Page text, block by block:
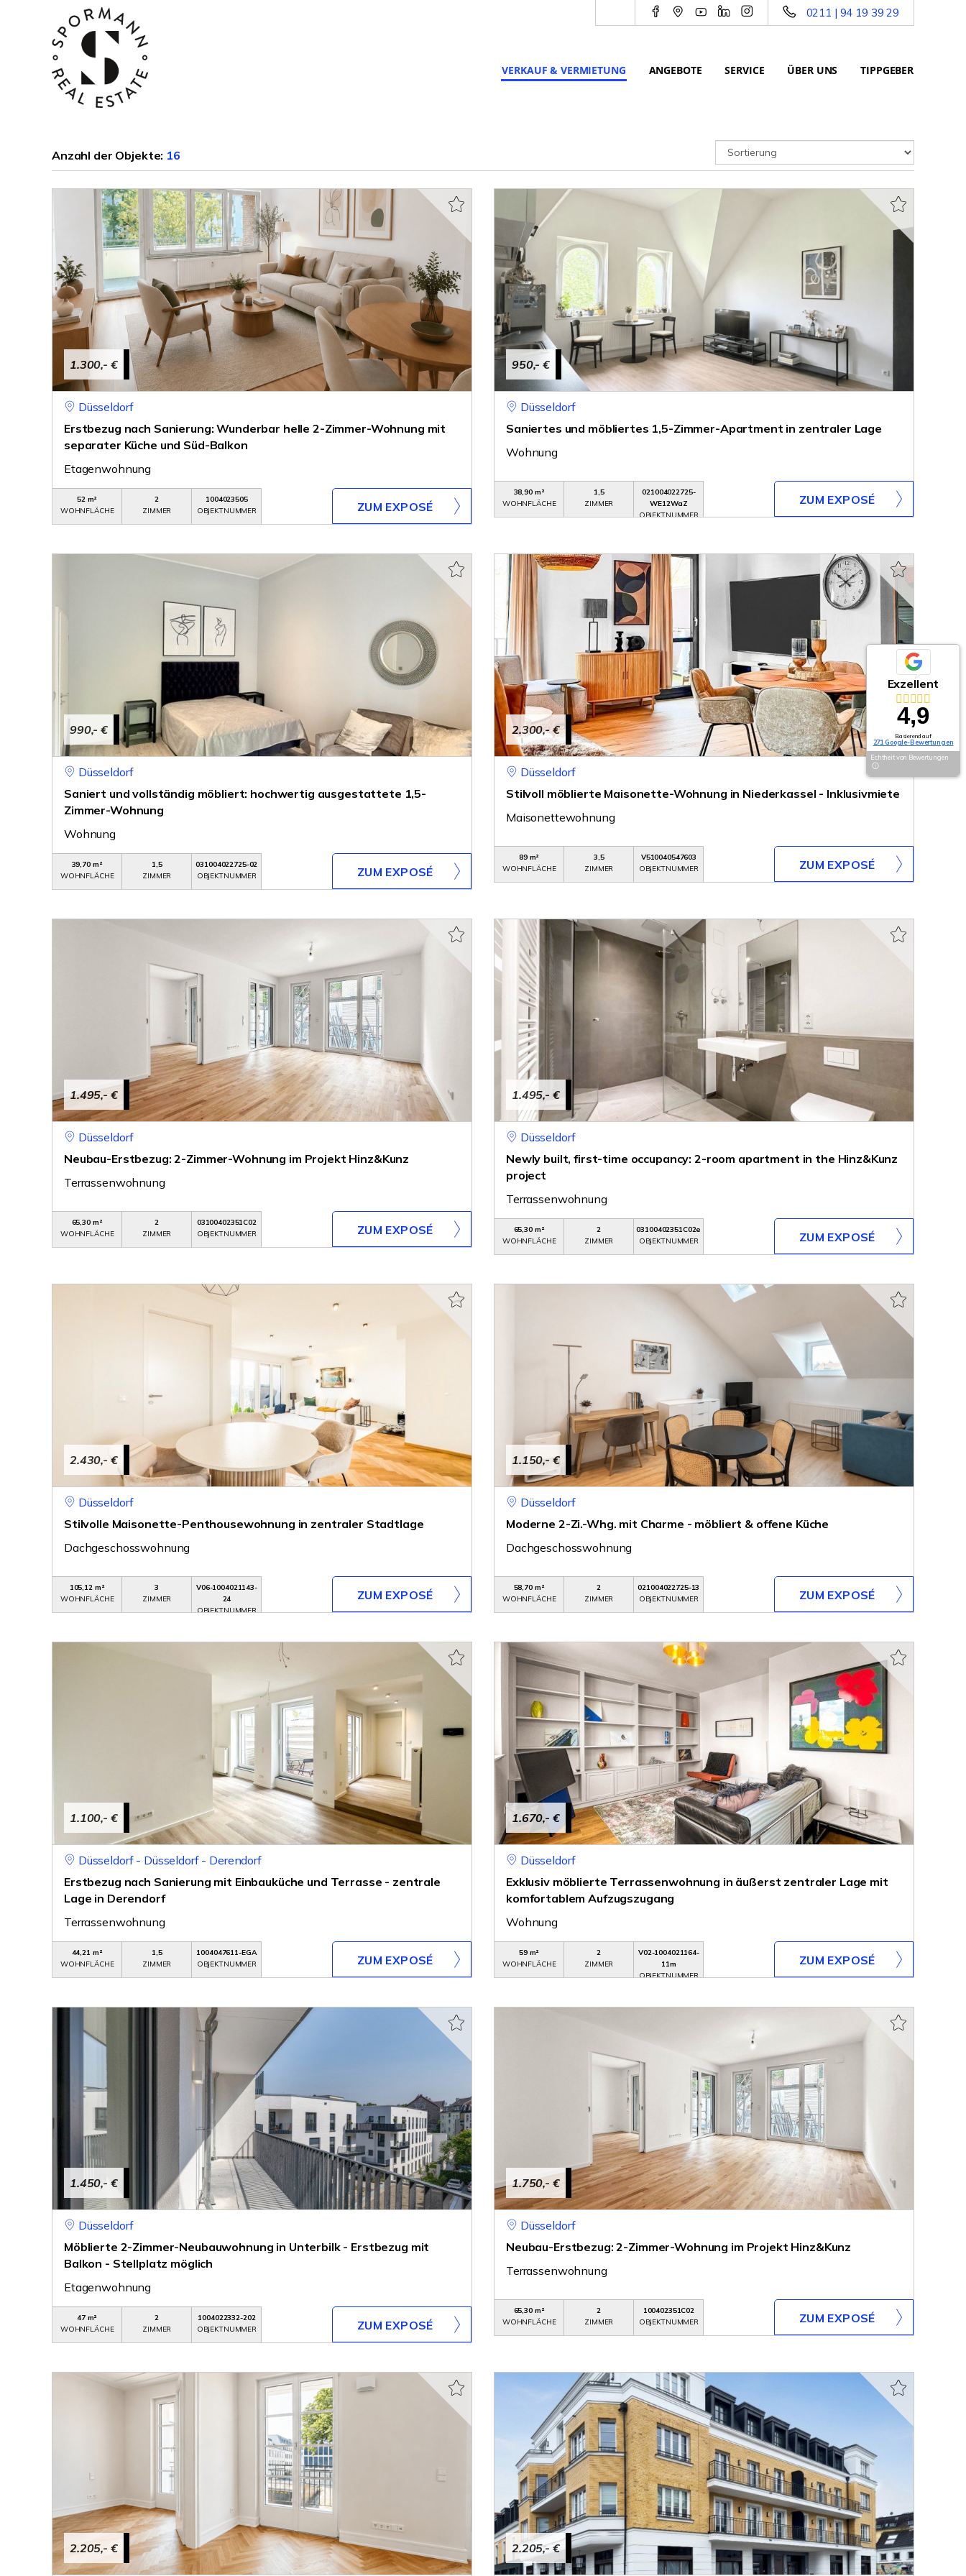
0211 | 94 19 39 29
VERKAUF & VERMIETUNG ANGEBOTE SERVICE ÜBER UNS TIPPGEBER
Anzahl der Objekte: 16
1.300,- €
Düsseldorf
Erstbezug nach Sanierung: Wunderbar helle 2-Zimmer-Wohnung mit
separater Küche und Süd-Balkon
Etagenwohnung
52 m²
WOHNFLÄCHE
2
ZIMMER
1004023505
OBJEKTNUMMER
ZUM EXPOSÉ
950,- €
Düsseldorf
Saniertes und möbliertes 1,5-Zimmer-Apartment in zentraler Lage
Wohnung
38,90 m²
WOHNFLÄCHE
1,5
ZIMMER
021004022725-
WE12WaZ
OBJEKTNUMMER
ZUM EXPOSÉ
990,- €
Düsseldorf
Saniert und vollständig möbliert: hochwertig ausgestattete 1,5-
Zimmer-Wohnung
Wohnung
39,70 m²
WOHNFLÄCHE
1,5
ZIMMER
031004022725-02
OBJEKTNUMMER
ZUM EXPOSÉ
2.300,- €
Düsseldorf
Stilvoll möblierte Maisonette-Wohnung in Niederkassel - Inklusivmiete
Maisonettewohnung
89 m²
WOHNFLÄCHE
3,5
ZIMMER
V510040547603
OBJEKTNUMMER
ZUM EXPOSÉ
1.495,- €
Düsseldorf
Neubau-Erstbezug: 2-Zimmer-Wohnung im Projekt Hinz&Kunz
Terrassenwohnung
65,30 m²
WOHNFLÄCHE
2
ZIMMER
03100402351C02
OBJEKTNUMMER
ZUM EXPOSÉ
1.495,- €
Düsseldorf
Newly built, first-time occupancy: 2-room apartment in the Hinz&Kunz
project
Terrassenwohnung
65,30 m²
WOHNFLÄCHE
2
ZIMMER
03100402351C02e
OBJEKTNUMMER
ZUM EXPOSÉ
2.430,- €
Düsseldorf
Stilvolle Maisonette-Penthousewohnung in zentraler Stadtlage
Dachgeschosswohnung
105,12 m²
WOHNFLÄCHE
3
ZIMMER
V06-1004021143-
24
OBJEKTNUMMER
ZUM EXPOSÉ
1.150,- €
Düsseldorf
Moderne 2-Zi.-Whg. mit Charme - möbliert & offene Küche
Dachgeschosswohnung
58,70 m²
WOHNFLÄCHE
2
ZIMMER
021004022725-13
OBJEKTNUMMER
ZUM EXPOSÉ
1.100,- €
Düsseldorf - Düsseldorf - Derendorf
Erstbezug nach Sanierung mit Einbauküche und Terrasse - zentrale
Lage in Derendorf
Terrassenwohnung
44,21 m²
WOHNFLÄCHE
1,5
ZIMMER
1004047611-EGA
OBJEKTNUMMER
ZUM EXPOSÉ
1.670,- €
Düsseldorf
Exklusiv möblierte Terrassenwohnung in äußerst zentraler Lage mit
komfortablem Aufzugszugang
Wohnung
59 m²
WOHNFLÄCHE
2
ZIMMER
V02-1004021164-
11m
OBJEKTNUMMER
ZUM EXPOSÉ
1.450,- €
Düsseldorf
Möblierte 2-Zimmer-Neubauwohnung in Unterbilk - Erstbezug mit
Balkon - Stellplatz möglich
Etagenwohnung
47 m²
WOHNFLÄCHE
2
ZIMMER
1004022332-202
OBJEKTNUMMER
ZUM EXPOSÉ
1.750,- €
Düsseldorf
Neubau-Erstbezug: 2-Zimmer-Wohnung im Projekt Hinz&Kunz
Terrassenwohnung
65,30 m²
WOHNFLÄCHE
2
ZIMMER
100402351C02
OBJEKTNUMMER
ZUM EXPOSÉ
2.205,- € 2.205,- €
Exzellent
4,9
Basierend auf
271 Google-Bewertungen
Echtheit von Bewertungen